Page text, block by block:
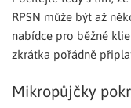
RPSN může být až
nabídce pro běžné
zkrátka pořádně
Mikropůjčky